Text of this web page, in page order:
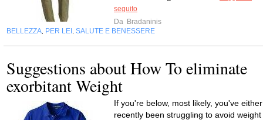
seguito
Da Bradaninis
BELLEZZA PER LEI SALUTE E BENESSERE
Suggestions about How To eliminate
exorbitant Weight
If you're below, most likely, you've either
recently been struggling to avoid weight